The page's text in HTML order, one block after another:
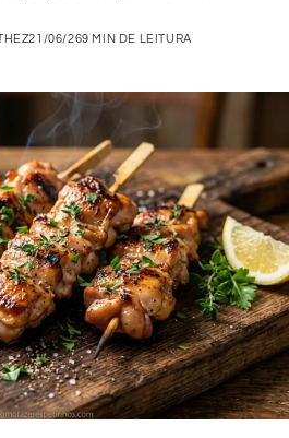
21/06/269 MIN DE LEITURA